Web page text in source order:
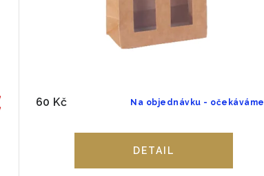
Na objednávku - očekáváme
60 Kč